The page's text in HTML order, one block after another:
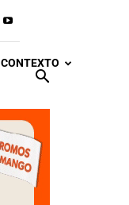
CONTEXTO